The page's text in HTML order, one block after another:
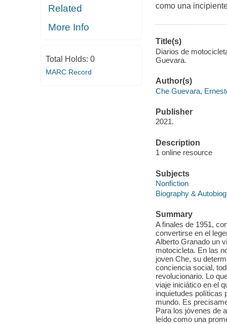
Related
More Info
Total Holds: 0
MARC Record
como una
Title(s)
Diarios de
Guevara.
Author(s)
Che Guevara,
Publisher
2021.
Description
1 online resource
Subjects
Nonfiction
Biography &
Summary
A finales de 1951,
convertirse en el
Alberto Granado un
motocicleta. En las
joven Che, su
conciencia social,
revolucionario. Lo
viaje iniciático en el
inquietudes políticas
mundo. Es
Para los jóvenes de
leído como una